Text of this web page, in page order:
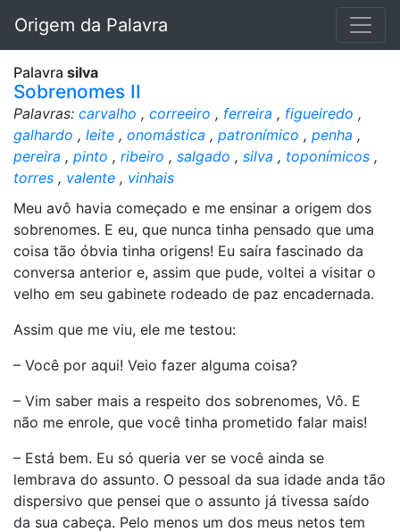
Origem da Palavra
Palavra silva
Sobrenomes II
Palavras: carvalho , correeiro , ferreira , figueiredo ,
galhardo , leite , onomástica , patronímico , penha ,
pereira , pinto , ribeiro , salgado , silva , toponímicos ,
torres , valente , vinhais
Meu avô havia começado e me ensinar a origem dos
sobrenomes. E eu, que nunca tinha pensado que uma
coisa tão óbvia tinha origens! Eu saíra fascinado da
conversa anterior e, assim que pude, voltei a visitar o
velho em seu gabinete rodeado de paz encadernada.
Assim que me viu, ele me testou:
– Você por aqui! Veio fazer alguma coisa?
– Vim saber mais a respeito dos sobrenomes, Vô. E
não me enrole, que você tinha prometido falar mais!
– Está bem. Eu só queria ver se você ainda se
lembrava do assunto. O pessoal da sua idade anda tão
dispersivo que pensei que o assunto já tivessa saído
da sua cabeça. Pelo menos um dos meus netos tem